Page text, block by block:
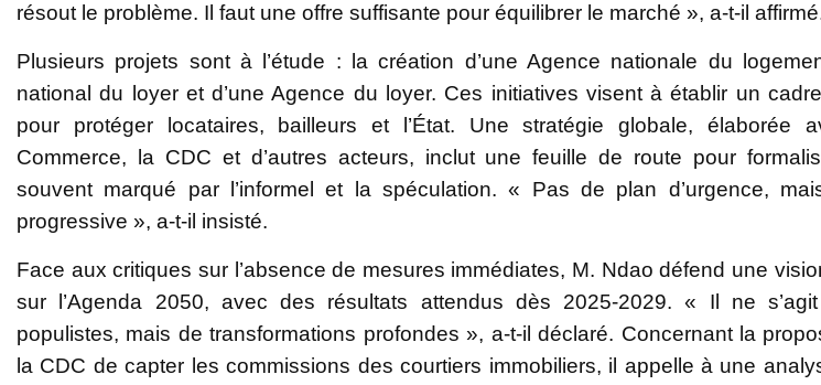
résout le problème. Il faut une offre suffisante pour équilibrer le marché », a-t-il
Plusieurs projets sont à l’étude : la création d’une Agence nationale du
national du loyer et d’une Agence du loyer. Ces initiatives visent à établir un
pour protéger locataires, bailleurs et l’État. Une stratégie globale, élaborée
Commerce, la CDC et d’autres acteurs, inclut une feuille de route pour
souvent marqué par l’informel et la spéculation. « Pas de plan d’urgence,
progressive », a-t-il insisté.
Face aux critiques sur l’absence de mesures immédiates, M. Ndao défend une
sur l’Agenda 2050, avec des résultats attendus dès 2025-2029. « Il ne
populistes, mais de transformations profondes », a-t-il déclaré. Concernant la
la CDC de capter les commissions des courtiers immobiliers, il appelle à une